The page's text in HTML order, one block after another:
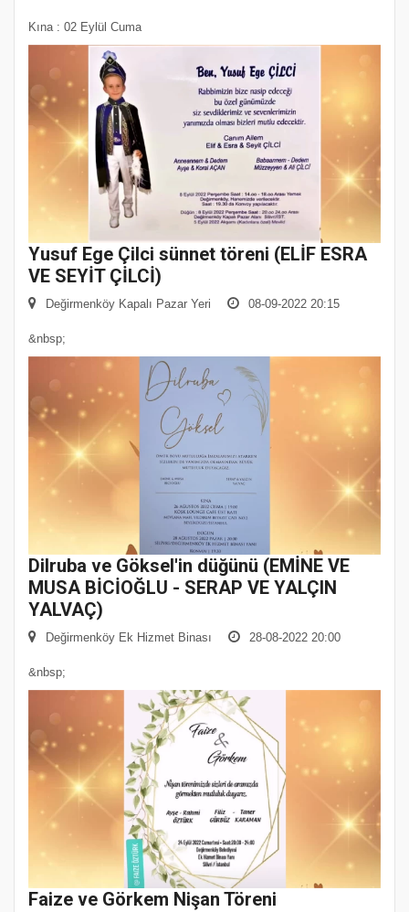
Kına : 02 Eylül Cuma
Yusuf Ege Çilci sünnet töreni (ELİF ESRA
VE SEYİT ÇİLCİ)
Değirmenköy Kapalı Pazar Yeri 08-09-2022 20:15
&nbsp;
Dilruba ve Göksel'in düğünü (EMİNE VE
MUSA BİCİOĞLU - SERAP VE YALÇIN
YALVAÇ)
Değirmenköy Ek Hizmet Binası 28-08-2022 20:00
&nbsp;
Faize ve Görkem Nişan Töreni